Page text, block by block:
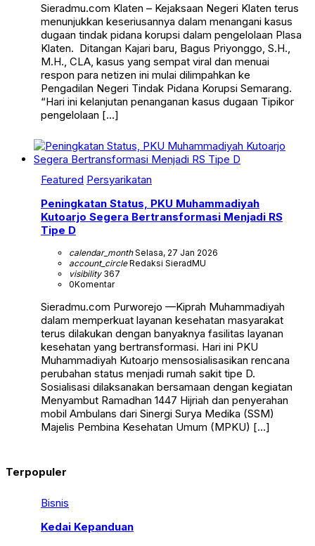
Sieradmu.com Klaten – Kejaksaan Negeri Klaten terus
menunjukkan keseriusannya dalam menangani kasus
dugaan tindak pidana korupsi dalam pengelolaan Plasa
Klaten. Ditangan Kajari baru, Bagus Priyonggo, S.H.,
M.H., CLA, kasus yang sempat viral dan menuai
respon para netizen ini mulai dilimpahkan ke
Pengadilan Negeri Tindak Pidana Korupsi Semarang.
“Hari ini kelanjutan penanganan kasus dugaan Tipikor
pengelolaan […]
Featured Persyarikatan
Peningkatan Status, PKU Muhammadiyah
Kutoarjo Segera Bertransformasi Menjadi RS
Tipe D
calendar_monthSelasa, 27 Jan 2026
account_circleRedaksi SieradMU
visibility367
0Komentar
Sieradmu.com Purworejo —Kiprah Muhammadiyah
dalam memperkuat layanan kesehatan masyarakat
terus dilakukan dengan banyaknya fasilitas layanan
kesehatan yang bertransformasi. Hari ini PKU
Muhammadiyah Kutoarjo mensosialisasikan rencana
perubahan status menjadi rumah sakit tipe D.
Sosialisasi dilaksanakan bersamaan dengan kegiatan
Menyambut Ramadhan 1447 Hijriah dan penyerahan
mobil Ambulans dari Sinergi Surya Medika (SSM)
Majelis Pembina Kesehatan Umum (MPKU) […]
Terpopuler
Bisnis
Kedai Kepanduan